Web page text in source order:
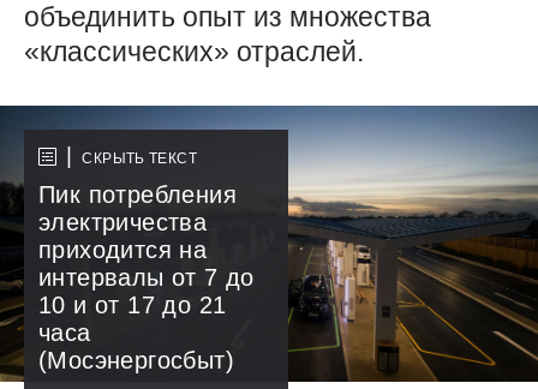
объединить опыт из множества
«классических» отраслей.
СКРЫТЬ ТЕКСТ
Пик потребления
электричества
приходится на
интервалы от 7 до
10 и от 17 до 21
часа
(Мосэнергосбыт)